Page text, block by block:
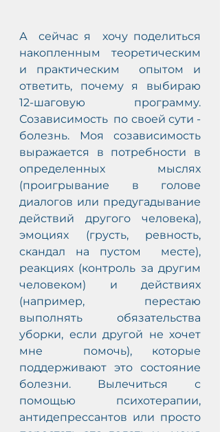
А  сейчас я  хочу поделиться
накопленным теоретическим
и практическим  опытом и
ответить, почему я выбираю
12-шаговую программу.
Созависимость  по своей сути -
болезнь. Моя созависимость
выражается в потребности в
определенных мыслях
(проигрывание в голове
диалогов или предугадывание
действий другого человека),
эмоциях (грусть, ревность,
скандал на пустом  месте),
реакциях (контроль за другим
человеком) и действиях
(например,  перестаю
выполнять обязательства
уборки, если другой не хочет
мне  помочь), которые
поддерживают это состояние
болезни. Вылечиться с
помощью психотерапии,
антидепрессантов или просто